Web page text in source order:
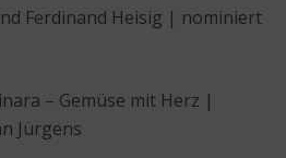
Ferdinand Heisig | nominiert
– Gemüse mit Herz |
Jürgens